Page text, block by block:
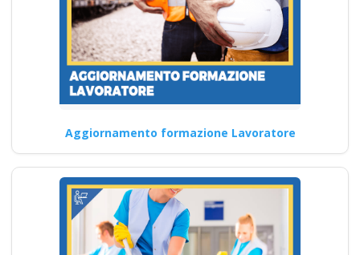
Come garantire un ambiente
di lavoro sicuro: Corso di
Sicurezza Quali sono…
Sicurezza sul lavoro
e Sicurezza Online:
Prevenzione e
Sicurezza
Aggiornamento formazione Lavoratore